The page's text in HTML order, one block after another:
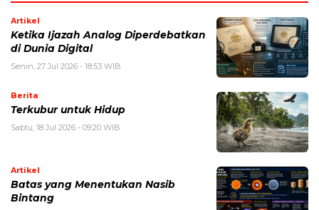
Artikel
Ketika Ijazah Analog Diperdebatkan
di Dunia Digital
Senin, 27 Jul 2026 - 18:53 WIB
Berita
Terkubur untuk Hidup
Sabtu, 18 Jul 2026 - 09:20 WIB
Artikel
Batas yang Menentukan Nasib
Bintang